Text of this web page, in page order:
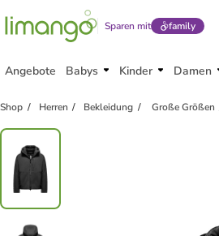
Sparen mit family
Angebote Babys Kinder Damen
Shop Herren Bekleidung Große Größen